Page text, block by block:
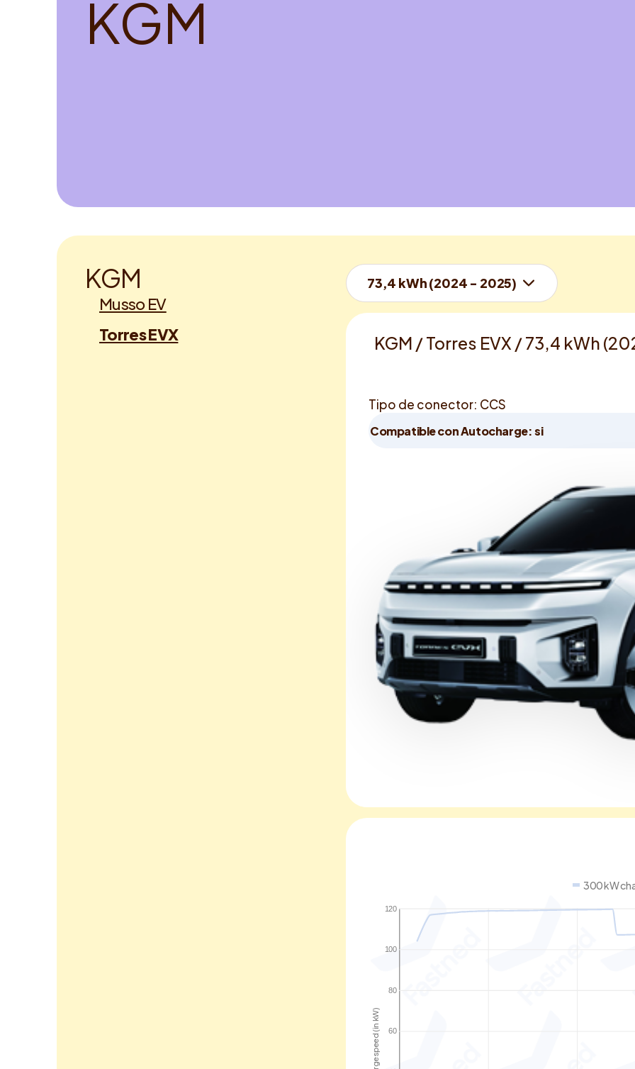
KGM
KGM
Musso EV
Torres EVX
73,4 kWh (2024 - 2025)
KGM / Torres EVX / 73,4 kWh
Tipo de conector: CCS
Compatible con Autocharge: si
300 kW
60
80
100
120
Charge speed (in kW)